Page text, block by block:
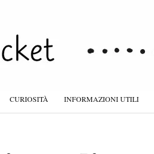
CURIOSITÀ INFORMAZIONI UTILI